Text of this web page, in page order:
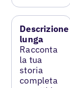
Descrizione
lunga
Racconta
la tua
storia
completa